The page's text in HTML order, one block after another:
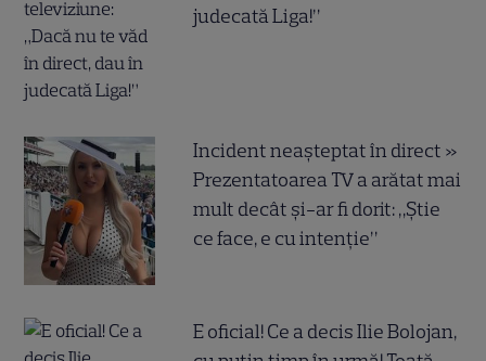
judecată Liga!”
Incident neașteptat în direct »
Prezentatoarea TV a arătat mai
mult decât și-ar fi dorit: „Știe
ce face, e cu intenție”
E oficial! Ce a decis Ilie Bolojan,